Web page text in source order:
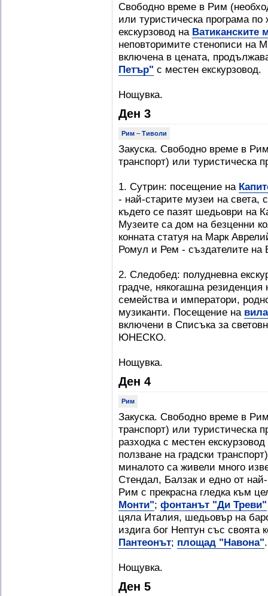
Свободно време в Рим
или туристическа програма
екскурзовод на Ватиканските
неповторимите стенописи на
включена в цената,
Петър" с местен екскурзовод.
Нощувка.
Ден 3
Рим – Тиволи
Закуска. Свободно време в
транспорт) или туристическа
1. Сутрин: посещение на
- най-старите музеи на света,
където се пазят шедьоври на
Музеите са дом на безценни
конната статуя на Марк
Ромул и Рем - създателите на
2. Следобед: полудневна
градче, някогашна
семейства и императори,
музиканти. Посещение на
включени в Списъка за
ЮНЕСКО.
Нощувка.
Ден 4
Рим
Закуска. Свободно време в
транспорт) или туристическа
разходка с местен
ползване на градски
миналото са живели много
Стендал, Балзак и едно от
Рим с прекрасна гледка към
Монти"; фонтанът "Ди Треви"
цяла Италия, шедьовър на
издига бог Нептун със своята
Пантеонът; площад "Навона".
Нощувка.
Ден 5